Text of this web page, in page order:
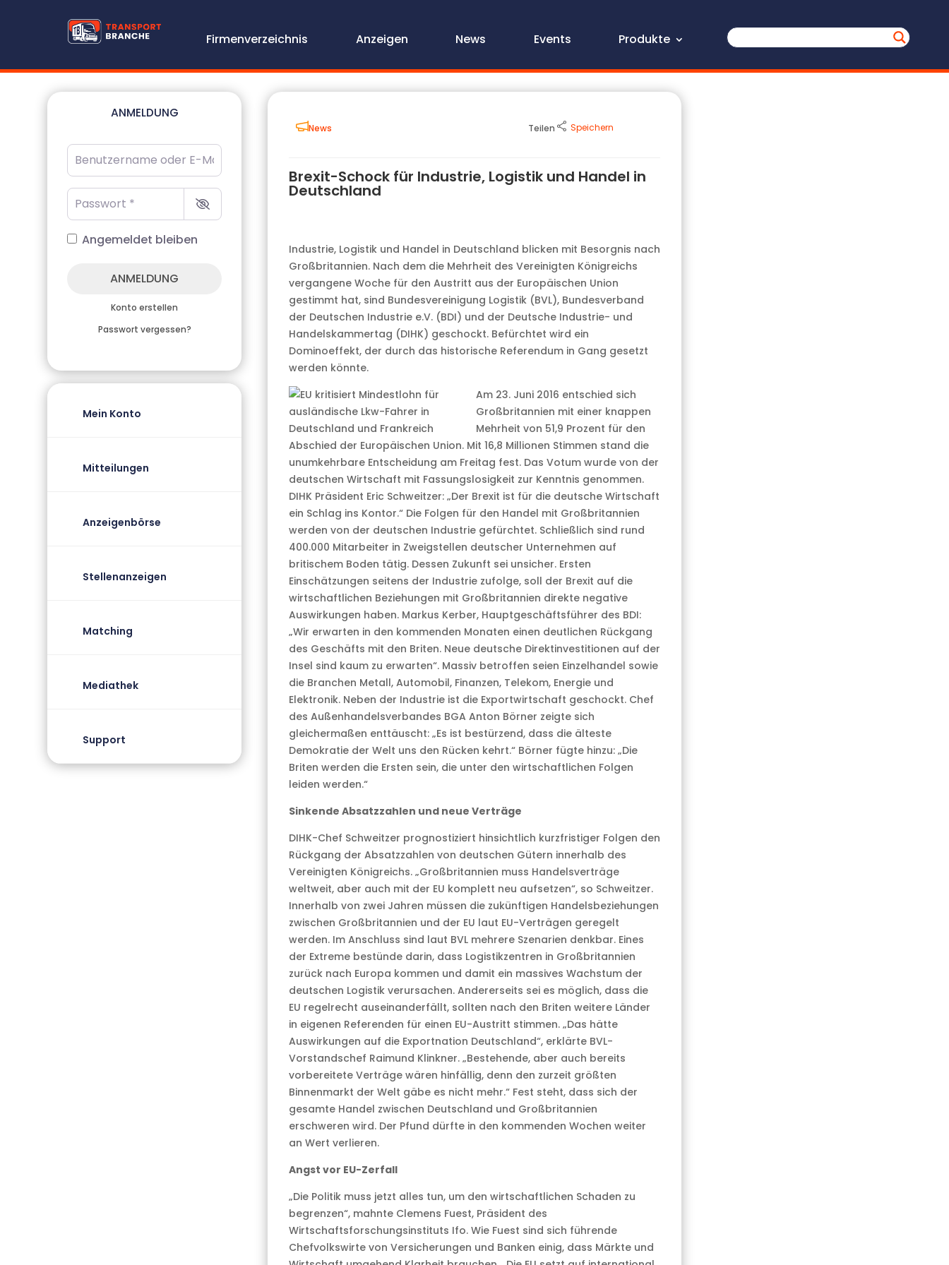
Firmenverzeichnis Anzeigen News Events Produkte
ANMELDUNG
Benutzername oder E-Mail-Adresse
Passwort
Angemeldet bleiben
ANMELDUNG
Konto erstellen
Passwort vergessen?
Mein Konto
Mitteilungen
Anzeigenbörse
Stellenanzeigen
Matching
Mediathek
Support
News Teilen Speichern
Brexit-Schock für Industrie, Logistik und Handel in
Deutschland
Industrie, Logistik und Handel in Deutschland blicken mit Besorgnis nach
Großbritannien. Nach dem die Mehrheit des Vereinigten Königreichs
vergangene Woche für den Austritt aus der Europäischen Union
gestimmt hat, sind Bundesvereinigung Logistik (BVL), Bundesverband
der Deutschen Industrie e.V. (BDI) und der Deutsche Industrie- und
Handelskammertag (DIHK) geschockt. Befürchtet wird ein
Dominoeffekt, der durch das historische Referendum in Gang gesetzt
werden könnte.
Am 23. Juni 2016 entschied sich
Großbritannien mit einer knappen
Mehrheit von 51,9 Prozent für den
Abschied der Europäischen Union. Mit 16,8 Millionen Stimmen stand die
unumkehrbare Entscheidung am Freitag fest. Das Votum wurde von der
deutschen Wirtschaft mit Fassungslosigkeit zur Kenntnis genommen.
DIHK Präsident Eric Schweitzer: „Der Brexit ist für die deutsche Wirtschaft
ein Schlag ins Kontor.“ Die Folgen für den Handel mit Großbritannien
werden von der deutschen Industrie gefürchtet. Schließlich sind rund
400.000 Mitarbeiter in Zweigstellen deutscher Unternehmen auf
britischem Boden tätig. Dessen Zukunft sei unsicher. Ersten
Einschätzungen seitens der Industrie zufolge, soll der Brexit auf die
wirtschaftlichen Beziehungen mit Großbritannien direkte negative
Auswirkungen haben. Markus Kerber, Hauptgeschäftsführer des BDI:
„Wir erwarten in den kommenden Monaten einen deutlichen Rückgang
des Geschäfts mit den Briten. Neue deutsche Direktinvestitionen auf der
Insel sind kaum zu erwarten“. Massiv betroffen seien Einzelhandel sowie
die Branchen Metall, Automobil, Finanzen, Telekom, Energie und
Elektronik. Neben der Industrie ist die Exportwirtschaft geschockt. Chef
des Außenhandelsverbandes BGA Anton Börner zeigte sich
gleichermaßen enttäuscht: „Es ist bestürzend, dass die älteste
Demokratie der Welt uns den Rücken kehrt.“ Börner fügte hinzu: „Die
Briten werden die Ersten sein, die unter den wirtschaftlichen Folgen
leiden werden.“
Sinkende Absatzzahlen und neue Verträge
DIHK-Chef Schweitzer prognostiziert hinsichtlich kurzfristiger Folgen den
Rückgang der Absatzzahlen von deutschen Gütern innerhalb des
Vereinigten Königreichs. „Großbritannien muss Handelsverträge
weltweit, aber auch mit der EU komplett neu aufsetzen“, so Schweitzer.
Innerhalb von zwei Jahren müssen die zukünftigen Handelsbeziehungen
zwischen Großbritannien und der EU laut EU-Verträgen geregelt
werden. Im Anschluss sind laut BVL mehrere Szenarien denkbar. Eines
der Extreme bestünde darin, dass Logistikzentren in Großbritannien
zurück nach Europa kommen und damit ein massives Wachstum der
deutschen Logistik verursachen. Andererseits sei es möglich, dass die
EU regelrecht auseinanderfällt, sollten nach den Briten weitere Länder
in eigenen Referenden für einen EU-Austritt stimmen. „Das hätte
Auswirkungen auf die Exportnation Deutschland“, erklärte BVL-
Vorstandschef Raimund Klinkner. „Bestehende, aber auch bereits
vorbereitete Verträge wären hinfällig, denn den zurzeit größten
Binnenmarkt der Welt gäbe es nicht mehr.“ Fest steht, dass sich der
gesamte Handel zwischen Deutschland und Großbritannien
erschweren wird. Der Pfund dürfte in den kommenden Wochen weiter
an Wert verlieren.
Angst vor EU-Zerfall
„Die Politik muss jetzt alles tun, um den wirtschaftlichen Schaden zu
begrenzen“, mahnte Clemens Fuest, Präsident des
Wirtschaftsforschungsinstituts Ifo. Wie Fuest sind sich führende
Chefvolkswirte von Versicherungen und Banken einig, dass Märkte und